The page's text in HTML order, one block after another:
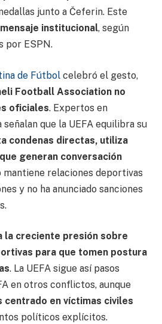
junto a Čeferin. Este
institucional, según
por ESPN.
de Fútbol celebró el gesto,
Football Association no
oficiales. Expertos en
que la UEFA equilibra su
condenas directas, utiliza
generan conversación
mantiene relaciones deportivas
y no ha anunciado sanciones
la creciente presión sobre
para que tomen postura
. La UEFA sigue así pasos
en otros conflictos, aunque
centrado en víctimas civiles
políticos explícitos.